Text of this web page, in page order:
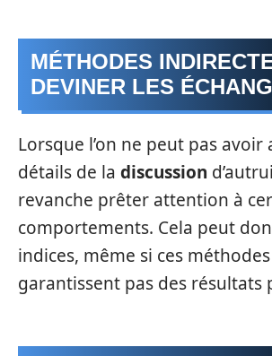
MÉTHODES
DEVINER LES
Lorsque l’on ne peut pas avoir
détails de la discussion
revanche prêter attention à
comportements. Cela peut
indices, même si ces
garantissent pas des résultats